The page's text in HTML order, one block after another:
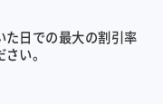
日での最大の割引率
い。